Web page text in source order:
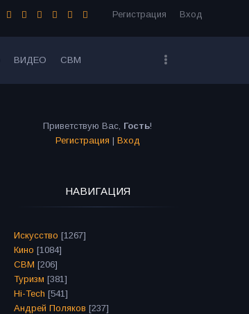
Регистрация Вход
ВИДЕО СВМ
Приветствую Вас, Гость!
Регистрация | Вход
НАВИГАЦИЯ
Искусство [1267]
Кино [1084]
СВМ [206]
Туризм [381]
Hi-Tech [541]
Андрей Поляков [237]